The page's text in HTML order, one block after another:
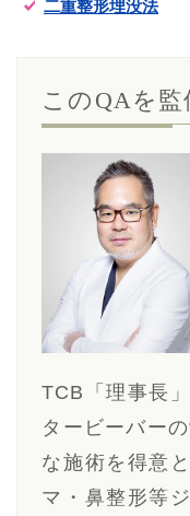
二重整形埋没法
このQAを
TCB「理事長
タービーバー
な施術を得意
マ・鼻整形等